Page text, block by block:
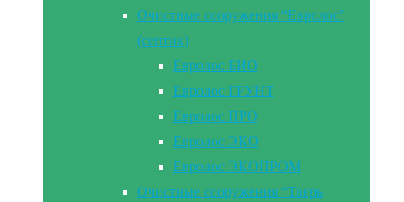
Очистные сооружения “Евролос”
(септик)
Евролос БИО
Евролос ГРУНТ
Евролос ПРО
Евролос ЭКО
Евролос ЭКОПРОМ
Очистные сооружения “Тверь